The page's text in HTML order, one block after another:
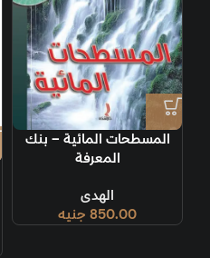
المسطحات المائية – بنك
المعرفة
الهدى
850.00 جنيه